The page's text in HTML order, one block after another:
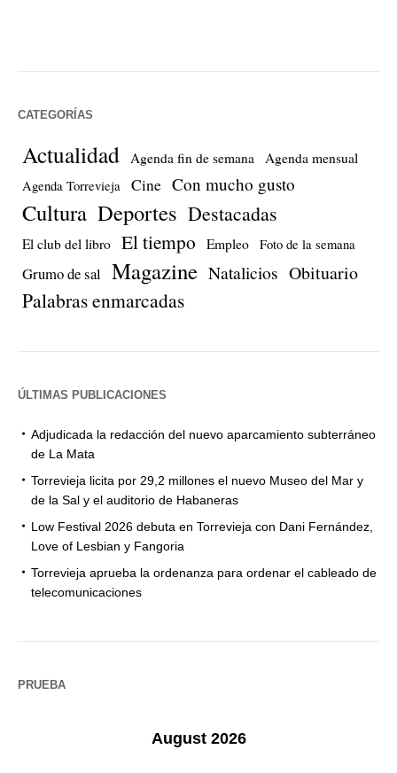
CATEGORÍAS
Actualidad Agenda fin de semana Agenda mensual
Agenda Torrevieja Cine Con mucho gusto
Cultura Deportes Destacadas
El club del libro El tiempo Empleo Foto de la semana
Grumo de sal Magazine Natalicios Obituario
Palabras enmarcadas
ÚLTIMAS PUBLICACIONES
Adjudicada la redacción del nuevo aparcamiento subterráneo
de La Mata
Torrevieja licita por 29,2 millones el nuevo Museo del Mar y
de la Sal y el auditorio de Habaneras
Low Festival 2026 debuta en Torrevieja con Dani Fernández,
Love of Lesbian y Fangoria
Torrevieja aprueba la ordenanza para ordenar el cableado de
telecomunicaciones
PRUEBA
August 2026